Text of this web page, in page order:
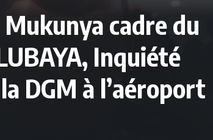
Mukunya cadre du
Inquiété
DGM à l’aéroport